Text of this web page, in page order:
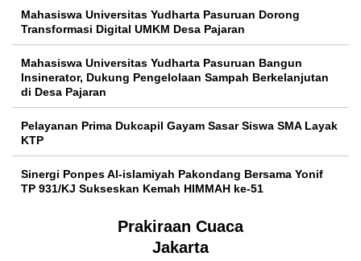
Mahasiswa Universitas Yudharta Pasuruan Dorong
Transformasi Digital UMKM Desa Pajaran
Mahasiswa Universitas Yudharta Pasuruan Bangun
Insinerator, Dukung Pengelolaan Sampah Berkelanjutan
di Desa Pajaran
Pelayanan Prima Dukcapil Gayam Sasar Siswa SMA Layak
KTP
Sinergi Ponpes Al-islamiyah Pakondang Bersama Yonif
TP 931/KJ Sukseskan Kemah HIMMAH ke-51
Prakiraan Cuaca
Jakarta